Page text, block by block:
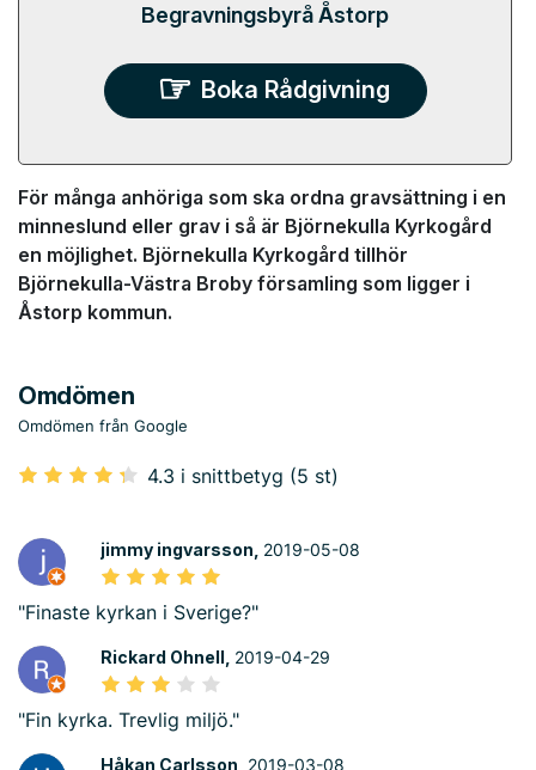
Begravningsbyrå Åstorp
Boka Rådgivning
För många anhöriga som ska ordna gravsättning i en
minneslund eller grav i så är Björnekulla Kyrkogård
en möjlighet. Björnekulla Kyrkogård tillhör
Björnekulla-Västra Broby församling som ligger i
Åstorp kommun.
Omdömen
Omdömen från Google
4.3 i snittbetyg (5 st)
jimmy ingvarsson, 2019-05-08
"Finaste kyrkan i Sverige?"
Rickard Ohnell, 2019-04-29
"Fin kyrka. Trevlig miljö."
Håkan Carlsson, 2019-03-08